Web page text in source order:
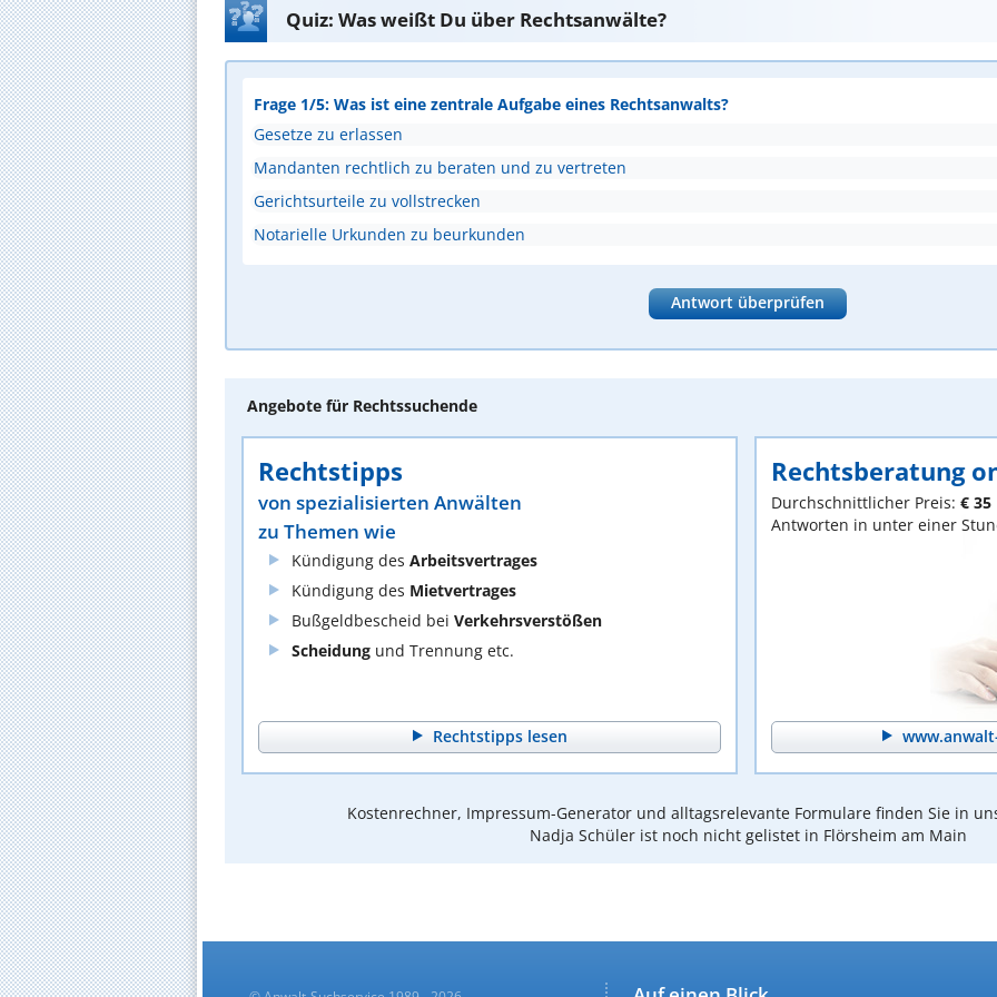
Quiz: Was weißt Du über Rechtsanwälte?
Frage 1/5: Was ist eine zentrale Aufgabe eines Rechtsanwalts?
Gesetze zu erlassen
Mandanten rechtlich zu beraten und zu vertreten
Gerichtsurteile zu vollstrecken
Notarielle Urkunden zu beurkunden
Antwort überprüfen
Angebote für Rechtssuchende
Rechtstipps
von spezialisierten Anwälten
zu Themen wie
Kündigung des Arbeitsvertrages
Kündigung des Mietvertrages
Bußgeldbescheid bei Verkehrsverstößen
Scheidung und Trennung etc.
Rechtstipps lesen
Rechtsberatung
Durchschnittlicher Preis: € 35
Antworten in unter einer
Kostenrechner, Impressum-Generator und alltagsrelevante Formulare finden Sie in
Nadja Schüler ist noch nicht gelistet in Flörsheim am Main